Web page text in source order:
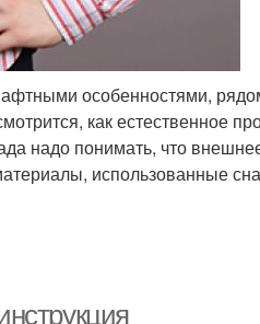
особенностями,
как естественное
надо понимать, что
использованные